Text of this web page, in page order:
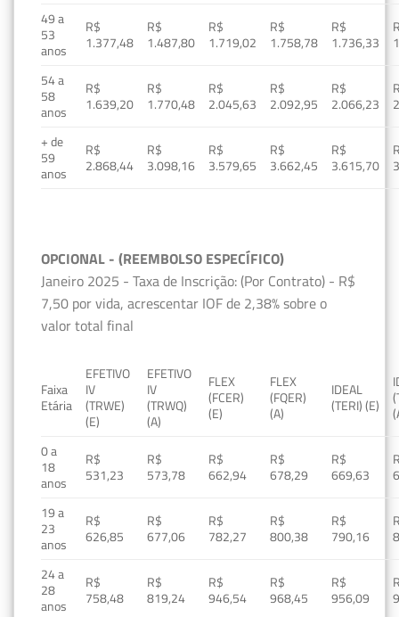
49 a
53
anos
R$
1.377,48
R$
1.487,80
R$
1.719,02
R$
1.758,78
R$
1.736,33
54 a
58
anos
R$
1.639,20
R$
1.770,48
R$
2.045,63
R$
2.092,95
R$
2.066,23
+ de
59
anos
R$
2.868,44
R$
3.098,16
R$
3.579,65
R$
3.662,45
R$
3.615,70
OPCIONAL - (REEMBOLSO ESPECÍFICO)
Janeiro 2025 - Taxa de Inscrição: (Por Contrato) - R$
7,50 por vida, acrescentar IOF de 2,38% sobre o
valor total final
Faixa
Etária
EFETIVO
IV
(TRWE)
(E)
EFETIVO
IV
(TRWQ)
(A)
FLEX
(FCER)
(E)
FLEX
(FQER)
(A)
IDEAL
(TERI) (E)
0 a
18
anos
R$
531,23
R$
573,78
R$
662,94
R$
678,29
R$
669,63
19 a
23
anos
R$
626,85
R$
677,06
R$
782,27
R$
800,38
R$
790,16
24 a
28
anos
R$
758,48
R$
819,24
R$
946,54
R$
968,45
R$
956,09